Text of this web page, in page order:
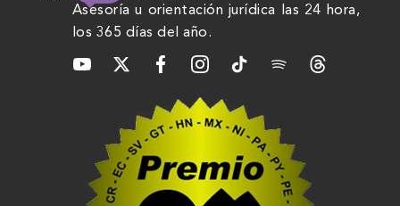
Asesoría u orientación jurídica las 24 hora,
los 365 días del año.